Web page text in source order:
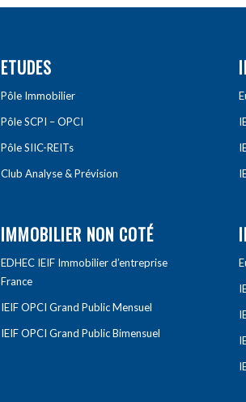
ETUDES
Pôle Immobilier
Pôle SCPI – OPCI
Pôle SIIC-REITs
Club Analyse & Prévision
IMMOBILIER NON COTÉ
EDHEC IEIF Immobilier d’entreprise
France
IEIF OPCI Grand Public Mensuel
IEIF OPCI Grand Public Bimensuel